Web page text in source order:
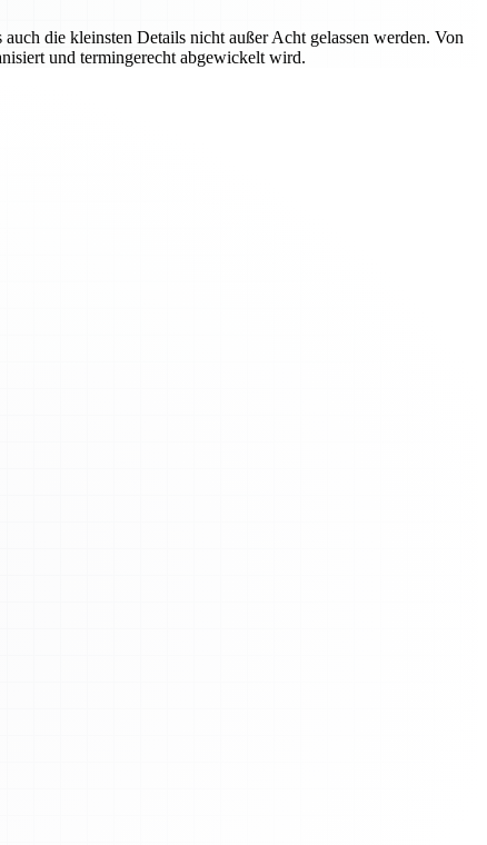
die kleinsten Details nicht außer Acht gelassen werden. Von
und termingerecht abgewickelt wird.